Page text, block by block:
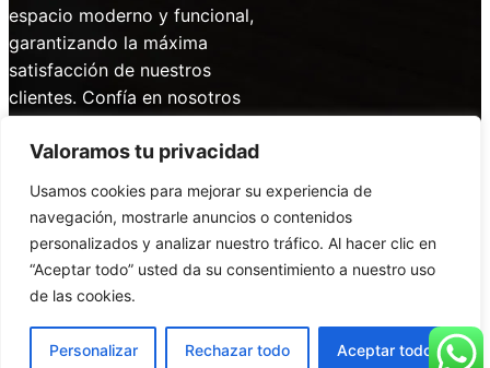
Valoramos tu privacidad
Usamos cookies para mejorar su experiencia de
navegación, mostrarle anuncios o contenidos
personalizados y analizar nuestro tráfico. Al hacer clic en
“Aceptar todo” usted da su consentimiento a nuestro uso
de las cookies.
Personalizar Rechazar todo Aceptar todo
espacio moderno y funcional,
garantizando la máxima
satisfacción de nuestros
clientes. Confía en nosotros
sueños.
Diseñado porNUBLO
INFORMÁTICA